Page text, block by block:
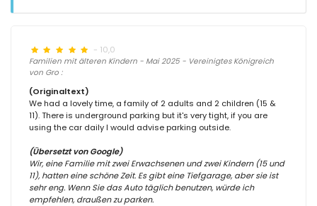
- 10,0
Familien mit älteren Kindern - Mai 2025 - Vereinigtes Königreich
von Gro :
(Originaltext)
We had a lovely time, a family of 2 adults and 2 children (15 &
11). There is underground parking but it's very tight, if you are
using the car daily I would advise parking outside.
(Übersetzt von Google)
Wir, eine Familie mit zwei Erwachsenen und zwei Kindern (15 und
11), hatten eine schöne Zeit. Es gibt eine Tiefgarage, aber sie ist
sehr eng. Wenn Sie das Auto täglich benutzen, würde ich
empfehlen, draußen zu parken.